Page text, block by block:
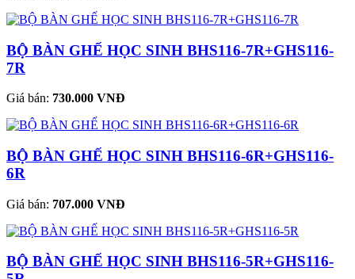
BỘ BÀN GHẾ HỌC SINH BHS116-7R+GHS116-
7R
Giá bán: 730.000 VNĐ
BỘ BÀN GHẾ HỌC SINH BHS116-6R+GHS116-
6R
Giá bán: 707.000 VNĐ
BỘ BÀN GHẾ HỌC SINH BHS116-5R+GHS116-